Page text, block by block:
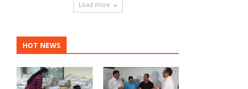
Load more
HOT NEWS